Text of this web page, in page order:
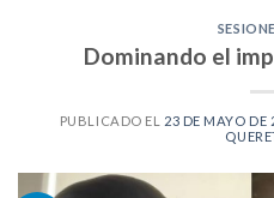
Dominando el
PUBLICADO EL 23 DE MAYO DE